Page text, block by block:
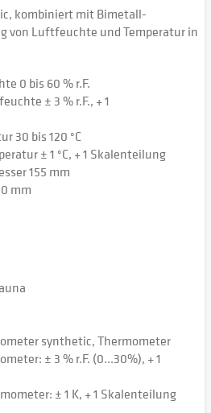
kombiniert mit Bimetall-
von Luftfeuchte und Temperatur in
0 bis 60 % r.F.
± 3 % r.F., + 1
30 bis 120 °C
± 1 °C, + 1 Skalenteilung
155 mm
mm
synthetic, Thermometer
± 3 % r.F. (0...30%), + 1
± 1 K, + 1 Skalenteilung